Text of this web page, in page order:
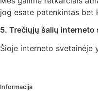
jog esate patenkintas bet
5. Trečiųjų šalių interneto
Šioje interneto svetainėje
Informacija